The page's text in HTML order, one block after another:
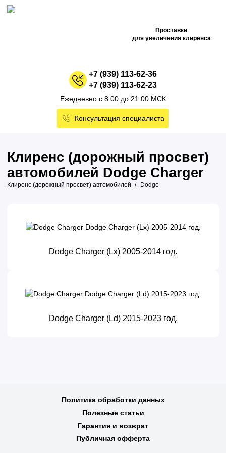
Проставки
для увеличения клиренса
+7 (939) 113-62-36
+7 (939) 113-62-23
Ежедневно с 8:00 до 21:00 МСК
Консультация специалиста
Клиренс (дорожный просвет)
автомобилей Dodge Charger
Клиренс (дорожный просвет) автомобилей Dodge
Dodge Charger (Lx) 2005-2014 год.
Dodge Charger (Ld) 2015-2023 год.
Политика обработки данных
Полезные статьи
Гарантия и возврат
Публичная офферта